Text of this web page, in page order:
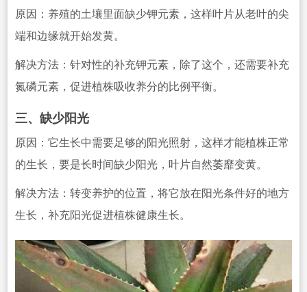
原因：养殖的土壤里面缺少钾元素，这样叶片从老叶的尖
端和边缘就开始发黄。
解决方法：针对性的补充钾元素，除了这个，还需要补充
氮磷元素，促进植株吸收养分的比例平衡。
三、缺少阳光
原因：它生长中需要足够的阳光照射，这样才能植株正常
的生长，要是长时间缺少阳光，叶片自然萎靡变黄。
解决方法：转变养护的位置，将它放在阳光条件好的地方
生长，补充阳光促进植株健康生长。